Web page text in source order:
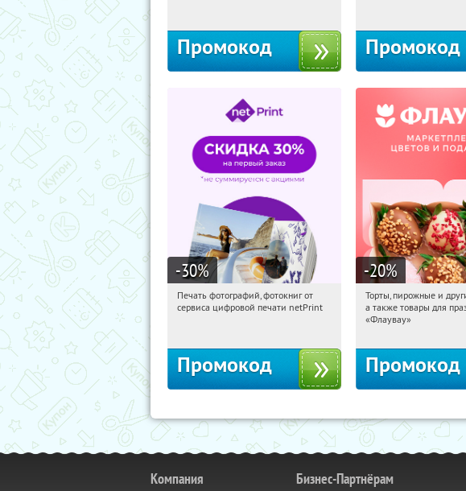
Промокод Промокод
-30%
17:18:49 Получили:
Печать фотографий, фотокниг от
сервиса цифровой печати netPrint
Промокод
-20%
17:18:49
Россия
Торты, пирожные и
а также товары для
«Флаувау»
Промокод
Компания Бизнес-Партнёрам